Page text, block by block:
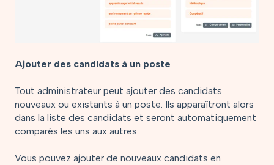
Ajouter des candidats à un poste
Tout administrateur peut ajouter des candidats
nouveaux ou existants à un poste. Ils apparaîtront alors
dans la liste des candidats et seront automatiquement
comparés les uns aux autres.
Vous pouvez ajouter de nouveaux candidats en